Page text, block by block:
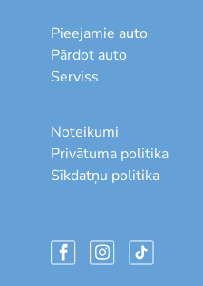
Pieejamie auto
Pārdot auto
Serviss
Noteikumi
Privātuma politika
Sīkdatņu politika